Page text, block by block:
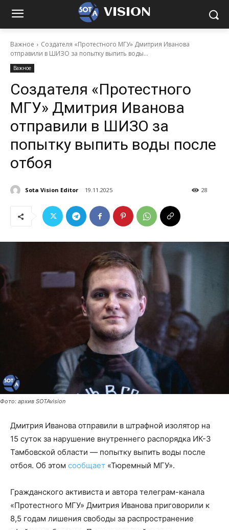
VISION
Важное
Создателя «Протестного МГУ» Дмитрия Иванова
отправили в ШИЗО за попытку выпить воды...
Важное
Создателя «Протестного
МГУ» Дмитрия Иванова
отправили в ШИЗО за
попытку выпить воды после
отбоя
Sota Vision Editor 19.11.2025 28
Фото: архив SOTAvision
Дмитрия Иванова отправили в штрафной изолятор на
15 суток за нарушение внутреннего распорядка ИК-3
Тамбовской области — попытку выпить воды после
отбоя. Об этом сообщает «Тюремный МГУ».
Гражданского активиста и автора телеграм-канала
«Протестного МГУ» Дмитрия Иванова приговорили к
8,5 годам лишения свободы за распространение